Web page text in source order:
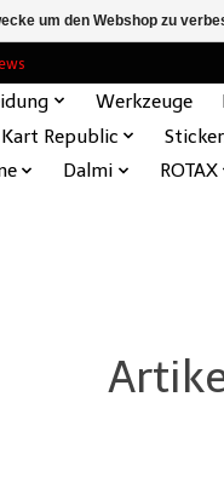
Werkzeuge
Kart Republic
Dalmi ROTAX
um den Webshop zu